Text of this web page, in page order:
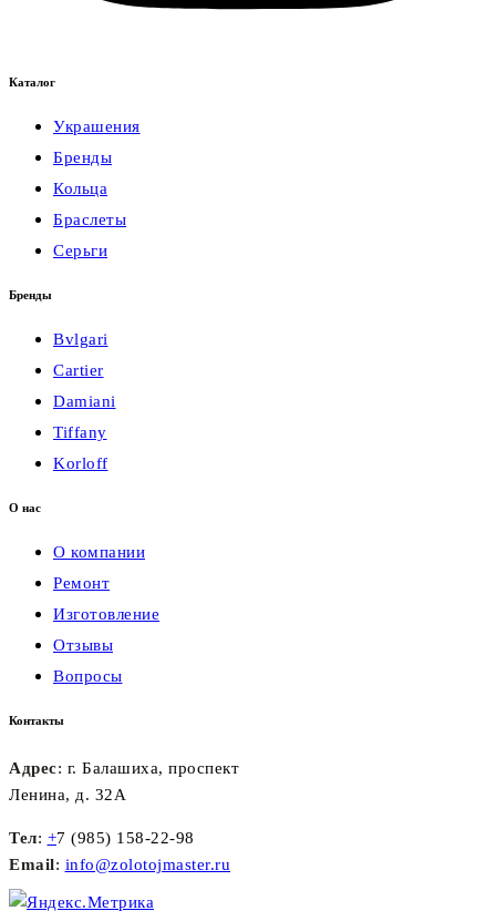
Каталог
Украшения
Бренды
Кольца
Браслеты
Серьги
Бренды
Bvlgari
Cartier
Damiani
Tiffany
Korloff
О нас
О компании
Ремонт
Изготовление
Отзывы
Вопросы
Контакты
Адрес: г. Балашиха, проспект
Ленина, д. 32А
Тел: +7 (985) 158-22-98
Email: info@zolotojmaster.ru